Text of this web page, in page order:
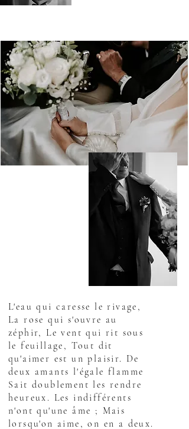
L'eau qui caresse le rivage,
La rose qui s'ouvre au
zéphir, Le vent qui rit sous
le feuillage, Tout dit
qu'aimer est un plaisir. De
deux amants l'égale flamme
Sait doublement les rendre
heureux. Les indifférents
n'ont qu'une âme ; Mais
lorsqu'on aime, on en a deux.